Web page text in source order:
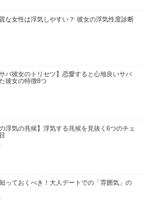
な女性は浮気しやすい？ 彼女の浮気性度診断
サバ彼女のトリセツ】恋愛すると心地良いサバ
彼女の特徴8つ
の浮気の兆候】浮気する兆候を見抜く6つのチェ
っておくべき！大人デートでの「雰囲気」の